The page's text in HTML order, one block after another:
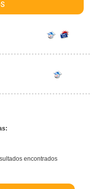
encontrados